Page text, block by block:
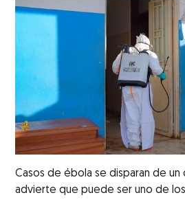
Casos de ébola se disparan de un
advierte que puede ser uno de